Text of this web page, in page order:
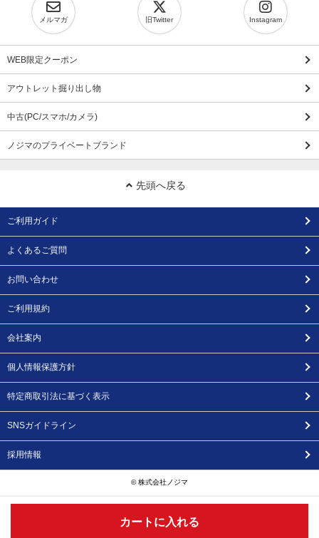
カートに入れる
メルマガ 旧Twitter Instagram
WEB限定クーポン
アウトレット掘り出し物
中古(PC/スマホ/カメラ)
ノジマのプライベートブランド
先頭へ戻る
ご利用ガイド
よくあるご質問
お問い合わせ
ご利用規約
会社案内
個人情報保護方針
特定商取引法に基づく表示
SNSガイドライン
採用情報
© 株式会社ノジマ